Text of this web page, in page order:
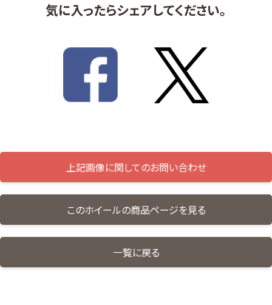
気に入ったらシェアしてください。
上記画像に関してのお問い合わせ
このホイールの商品ページを見る
一覧に戻る